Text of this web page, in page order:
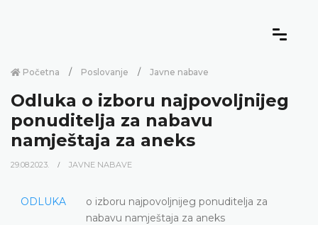
Početna Poslovanje Javne nabave
Odluka o izboru najpovoljnijeg
ponuditelja za nabavu
namještaja za aneks
29.08.2023. JAVNE NABAVE
ODLUKA
o izboru najpovoljnijeg ponuditelja za
nabavu namještaja za aneks